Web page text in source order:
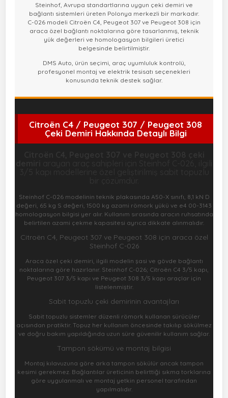
Steinhof, Avrupa standartlarına uygun çeki demiri ve
bağlantı sistemleri üreten Polonya merkezli bir markadır.
C-026 modeli Citroën C4, Peugeot 307 ve Peugeot 308 için
araca özel bağlantı noktalarına göre tasarlanmış, teknik
yük değerleri ve homologasyon bilgileri üretici
belgesinde belirtilmiştir.
DMS Auto, ürün seçimi, araç uyumluluk kontrolü,
profesyonel montaj ve elektrik tesisatı seçenekleri
konusunda teknik destek sağlar.
Citroën C4 / Peugeot 307 / Peugeot 308
Çeki Demiri Hakkında Detaylı Bilgi
Steinhof C-026 modelinin teknik plakasında A50-X sınıfı, 8,1 kN D
değeri, 65 kg S değeri, 1500 kg azami römork yükü ve e4 00-3143
homologasyon bilgisi yer alır. Kullanım sırasında aracın ruhsatında
belirtilen azami çekme kapasitesi ayrıca dikkate alınmalıdır.
Citroën C4, Peugeot 307 ve Peugeot 308 için araca özel
Steinhof C-026
Araca özel çeki demiri, ilgili modelin şasi ve gövde bağlantı
noktalarına göre hazırlanır. Steinhof C-026; Citroën C4 3/5 kapı,
Peugeot 307 3/5 kapı ve Peugeot 308 3/5 kapı araçlar için
listelenmiştir.
Sabit topuzlu çeki demirinin avantajları
Sabit topuzlu sistemler düzenli römork kullanan sürücüler
açısından pratiktir. Topuz her kullanım öncesinde takılıp sökülmez
ve doğru bakım yapıldığında uzun süre güvenilir kullanım sağlar.
Tampon sökümü ve montaj bilgisi
Montaj kılavuzuna göre arka tampon sökülür ancak tampon
kesimi gerekmez. Bağlantılar üreticinin belirttiği sıkma torklarına
göre uygulanmalı ve montaj yetkin personel tarafından
yapılmalıdır.